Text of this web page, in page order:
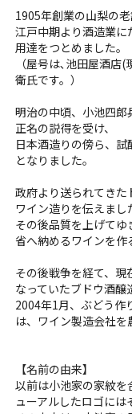
1905年創業の山梨の老
江戸中期より酒造業に
用達をつとめました。
（屋号は､池田屋酒店
衛氏です。）
明治の中頃、小池四
正名の説得を受け、
日本酒造りの傍ら、
となりました。
政府より送られてき
ワイン造りを伝えまし
その後品質を上げて
省へ納めるワインを作
その後戦争を経て、
なっていたブドウ酒醸
2004年1月、ぶどう作
は、ワイン製造会社を
【名前の由来】
以前は小池家の家紋を
ューアルしたロゴには